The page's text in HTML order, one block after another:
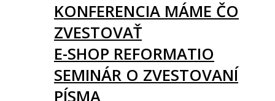
KONFERENCIA MÁME ČO
ZVESTOVAŤ
E-SHOP REFORMATIO
SEMINÁR O ZVESTOVANÍ
PÍSMA